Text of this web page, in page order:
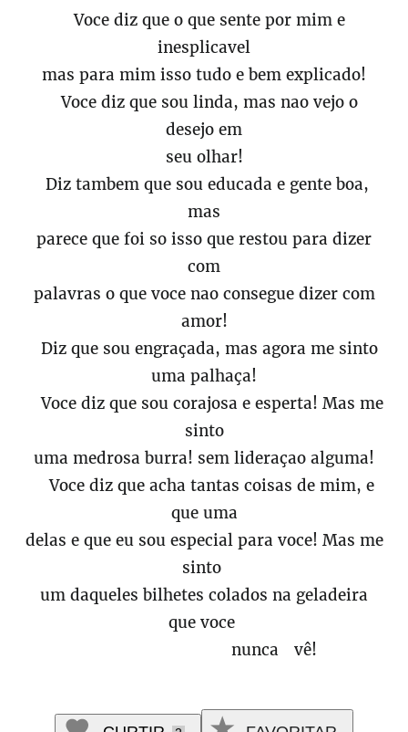
Voce diz que o que sente por mim e
inesplicavel
mas para mim isso tudo e bem explicado!
Voce diz que sou linda, mas nao vejo o
desejo em
seu olhar!
Diz tambem que sou educada e gente boa,
mas
parece que foi so isso que restou para dizer
com
palavras o que voce nao consegue dizer com
amor!
Diz que sou engraçada, mas agora me sinto
uma palhaça!
Voce diz que sou corajosa e esperta! Mas me
sinto
uma medrosa burra! sem lideraçao alguma!
Voce diz que acha tantas coisas de mim, e
que uma
delas e que eu sou especial para voce! Mas me
sinto
um daqueles bilhetes colados na geladeira
que voce
nunca vê!